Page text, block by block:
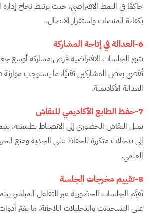
حاكمًا في النمط الافتراضي، حيث يرتبط نجاح
بكفاءة المنصات واستقرار الاتصال.
6-العدالة في إتاحة المشاركة
تتيح الجلسات الافتراضية فرص مشاركة أوسع
تُقصي بعض المشاركين تقنيًا، ما يستوجب
العدالة الأكاديمية.
7-حفظ الطابع الأكاديمي للنقاش
يميل النقاش الحضوري إلى الانضباط بطبيعته،
إلى تدخلات متكررة للحفاظ على الجدية ومنع
العلمي.
8-تقييم مخرجات الجلسة
تُقيَّم الجلسات الحضورية عبر التفاعل المباشر،
على التسجيلات والتحليلات اللاحقة، ما يغيّر